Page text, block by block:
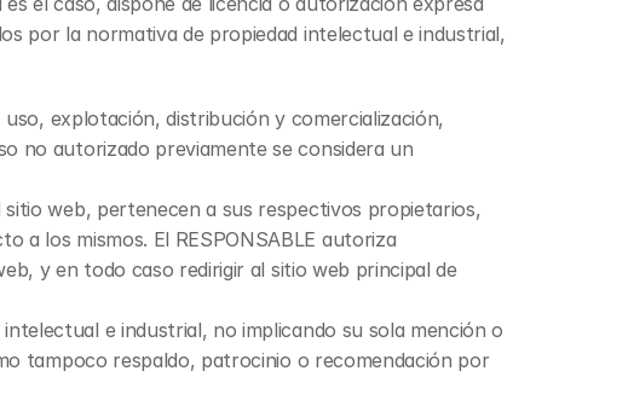
por la normativa de propiedad intelectual e industrial,
explotación, distribución y comercialización,
no autorizado previamente se considera un
web, pertenecen a sus respectivos propietarios,
a los mismos. El RESPONSABLE autoriza
y en todo caso redirigir al sitio web principal de
e industrial, no implicando su sola mención o
tampoco respaldo, patrocinio o recomendación por